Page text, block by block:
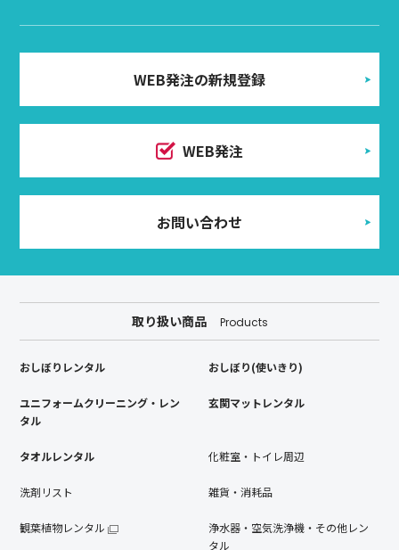
WEB発注の新規登録
WEB発注
お問い合わせ
取り扱い商品 Products
おしぼりレンタル おしぼり(使いきり)
ユニフォームクリーニング・レン
タル
玄関マットレンタル
タオルレンタル 化粧室・トイレ周辺
洗剤リスト 雑貨・消耗品
観葉植物レンタル
浄水器・空気洗浄機・その他レン
タル